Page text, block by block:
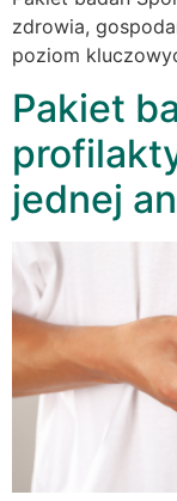
zdrowia,
poziom
Pakiet
jednej